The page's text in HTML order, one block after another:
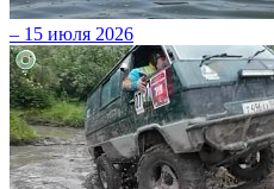
– 15 июля 2026